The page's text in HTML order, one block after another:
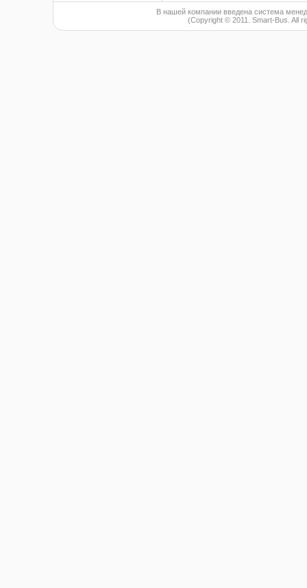
В нашей компании введена система
(Copyright © 2011. Smart-Bus. All